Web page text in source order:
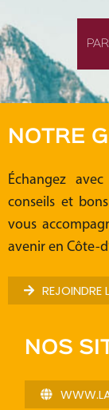
NOTRE
Échangez
conseils et
vous
avenir en Côte-
REJOINDRE
NOS